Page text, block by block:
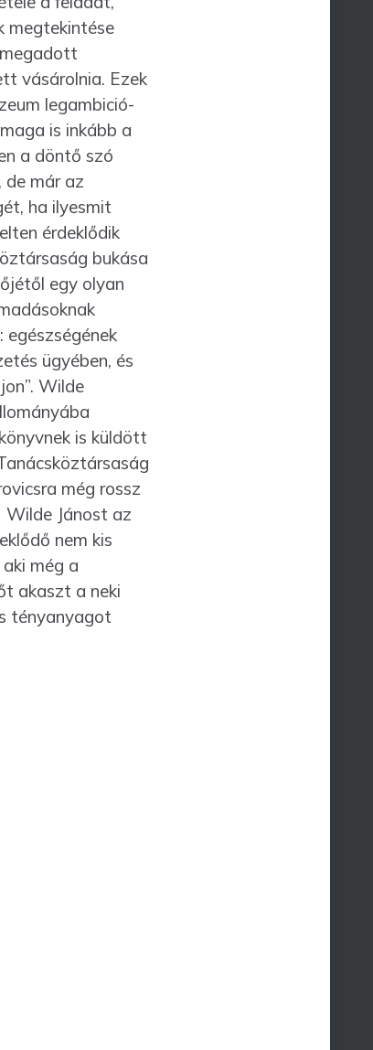
megte­kintése
vásárolnia. Ezek
leg­ambi­ció­
is inkább a
a döntő szó
de már az
ha ilyesmit
érdeklődik
bukása
egy olyan
ügyében, és
Wilde
is küldött
még rossz
Jánost az
nem kis
még a
akaszt a neki
tényanyagot